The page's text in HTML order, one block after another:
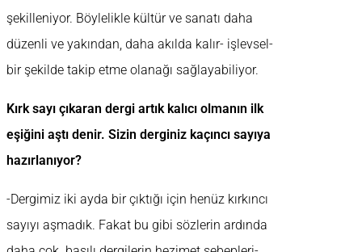
şekilleniyor. Böylelikle kültür ve sanatı daha
düzenli ve yakından, daha akılda kalır- işlevsel-
bir şekilde takip etme olanağı sağlayabiliyor.
Kırk sayı çıkaran dergi artık kalıcı olmanın ilk
eşiğini aştı denir. Sizin derginiz kaçıncı sayıya
hazırlanıyor?
-Dergimiz iki ayda bir çıktığı için henüz kırkıncı
sayıyı aşmadık. Fakat bu gibi sözlerin ardında